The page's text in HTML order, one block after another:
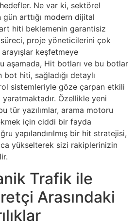
hedefler. Ne var ki, sektörel
arttığı modern dijital
hiti beklemenin garantisiz
süreci, proje yöneticilerini çok
keşfetmeye
aşamada, Hit botları ve bu botlar
bot hiti, sağladığı detaylı
sistemleriyle göze çarpan etkili
Özellikle yeni
tür yazılımlar, arama motoru
için ciddi bir fayda
yapılandırılmış bir hit stratejisi,
yükselterek sizi rakiplerinizin
Trafik ile
Arasındaki